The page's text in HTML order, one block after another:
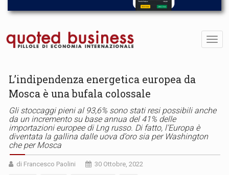
L’indipendenza energetica europea da
Mosca è una bufala colossale
Gli stoccaggi pieni al 93,6% sono stati resi possibili anche
da un incremento su base annua del 41% delle
importazioni europee di Lng russo. Di fatto, l’Europa è
diventata la gallina dalle uova d’oro sia per Washington
che per Mosca
di Francesco Paolini 30 Ottobre, 2022